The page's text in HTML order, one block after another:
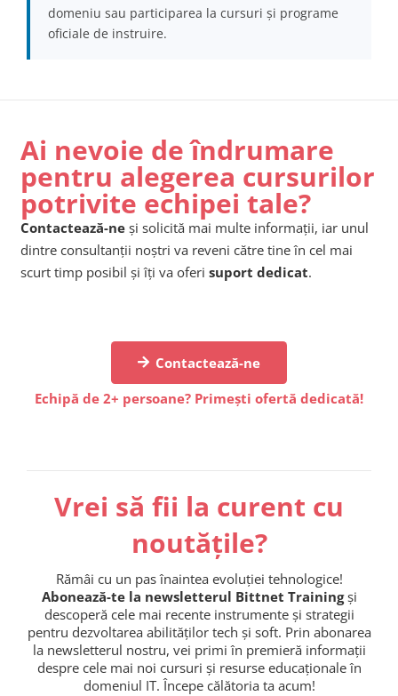
domeniu sau participarea la cursuri și programe
oficiale de instruire.
Ai nevoie de îndrumare
pentru alegerea cursurilor
potrivite echipei tale?
Contactează-ne și solicită mai multe informații, iar unul
dintre consultanții noștri va reveni către tine în cel mai
scurt timp posibil și îți va oferi suport dedicat.
Contactează-ne
Echipă de 2+ persoane? Primești ofertă dedicată!
Vrei să fii la curent cu
noutățile?
Rămâi cu un pas înaintea evoluției tehnologice!
Abonează-te la newsletterul Bittnet Trainingși
descoperă cele mai recente instrumente și strategii
pentru dezvoltarea abilităților tech și soft. Prin abonarea
la newsletterul nostru, vei primi în premieră informații
despre cele mai noi cursuri și resurse educaționale în
domeniul IT. Începe călătoria ta acum!